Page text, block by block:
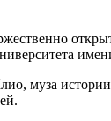
муза